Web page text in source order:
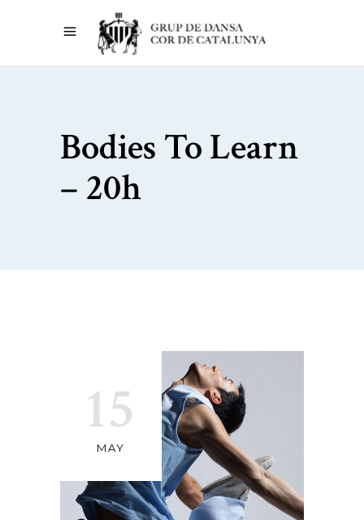
Bodies To Learn
– 20h
15
MAY